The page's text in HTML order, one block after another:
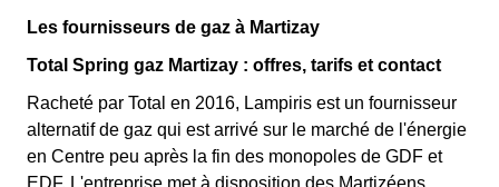
Les fournisseurs de gaz à Martizay
Total Spring gaz Martizay : offres, tarifs et contact
Racheté par Total en 2016, Lampiris est un fournisseur
alternatif de gaz qui est arrivé sur le marché de l'énergie
en Centre peu après la fin des monopoles de GDF et
EDF. L'entreprise met à disposition des Martizéens